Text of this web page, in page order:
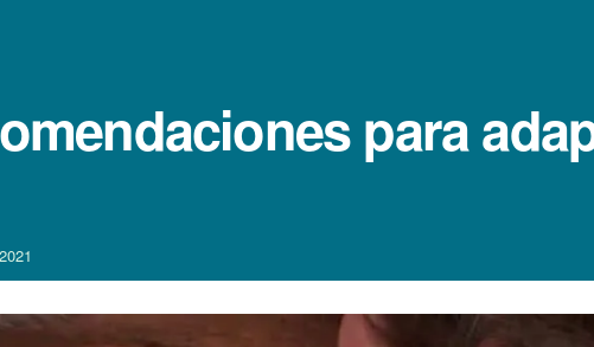
para